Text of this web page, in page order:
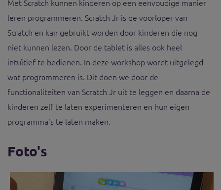
Met Scratch kunnen kinderen op een eenvoudige manier
leren programmeren. Scratch Jr is de voorloper van
Scratch en kan gebruikt worden door kinderen die nog
niet kunnen lezen. Door de tablet is alles ook heel
intuïtief te bedienen. In deze workshop wordt uitgelegd
wat programmeren is. Dit doen we door de
functionaliteiten van Scratch Jr uit te leggen en daarna de
kinderen zelf te laten experimenteren en hun eigen
programma's te laten maken.
Foto's